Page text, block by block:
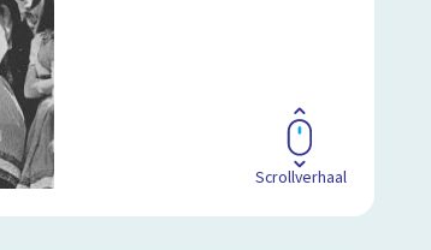
Scrollverhaal